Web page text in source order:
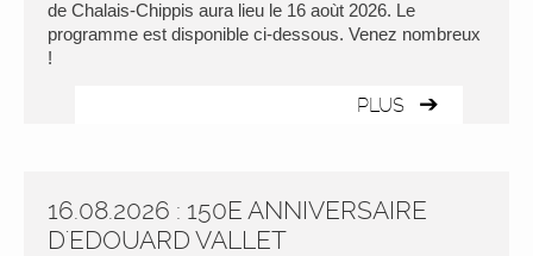
de Chalais-Chippis aura lieu le 16 aoùt 2026. Le
programme est disponible ci-dessous. Venez nombreux
!
PLUS
16.08.2026 : 150E ANNIVERSAIRE
D'EDOUARD VALLET